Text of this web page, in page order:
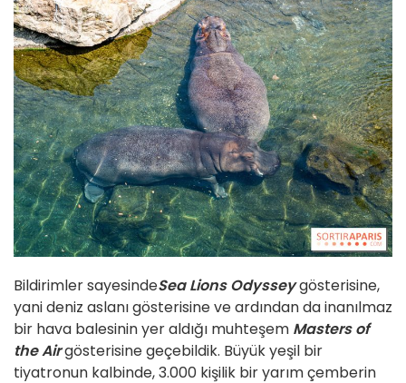
Bildirimler sayesindeSea Lions Odysseygösterisine,
yani deniz aslanı gösterisine ve ardından da inanılmaz
bir hava balesinin yer aldığı muhteşem Masters of
the Airgösterisine geçebildik. Büyük yeşil bir
tiyatronun kalbinde, 3.000 kişilik bir yarım çemberin